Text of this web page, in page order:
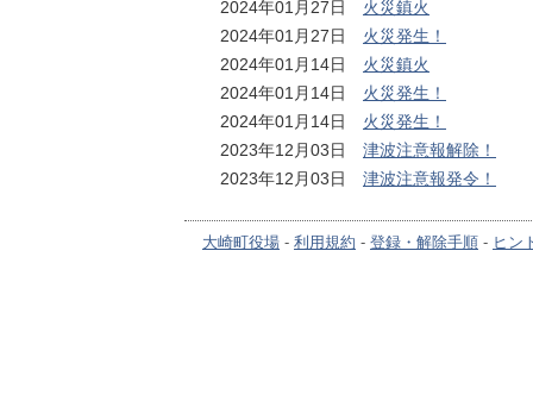
2024年01月27日 火災鎮火
2024年01月27日 火災発生！
2024年01月14日 火災鎮火
2024年01月14日 火災発生！
2024年01月14日 火災発生！
2023年12月03日 津波注意報解除！
2023年12月03日 津波注意報発令！
大崎町役場 - 利用規約 - 登録・解除手順 - ヒン